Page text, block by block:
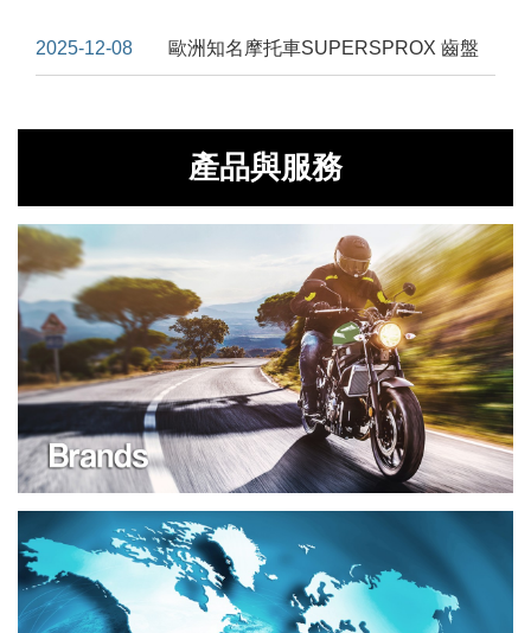
2025-12-08 歐洲知名摩托車SUPERSPROX 齒盤
產品與服務